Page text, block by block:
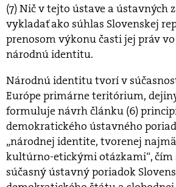
(7) Nič v tejto ústave a ústavných
vykladať ako súhlas Slovenskej
prenosom výkonu časti jej práv
národnú identitu.
Národnú identitu tvorí v
Európe primárne teritórium,
formuluje návrh článku (6)
demokratického ústavného
„národnej identite, tvorenej
kultúrno-etickými otázkami“, čím
súčasný ústavný poriadok